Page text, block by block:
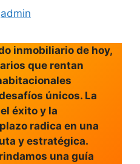
admin
inmobiliario de hoy,
que rentan
únicos. La
éxito y la
radica en una
y estratégica.
una guía